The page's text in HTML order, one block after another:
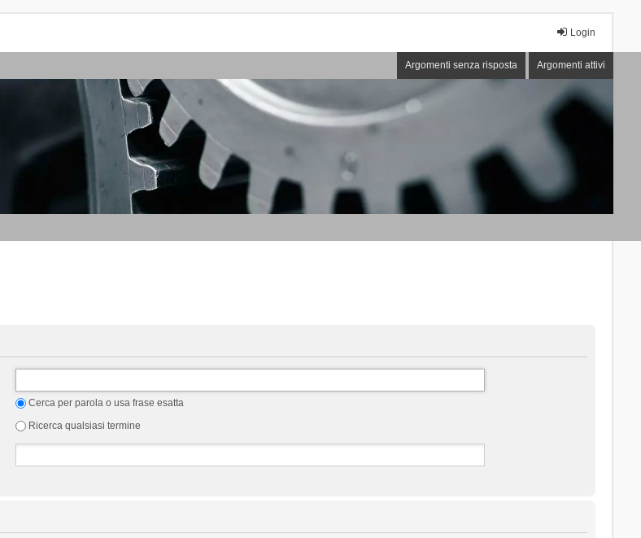
Login
Argomenti senza risposta Argomenti attivi
Cerca per parola o usa frase esatta
Ricerca qualsiasi termine